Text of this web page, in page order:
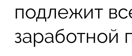
подлежит
заработной